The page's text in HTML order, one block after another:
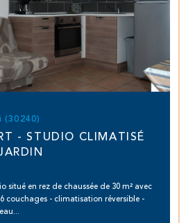
(30240)
- STUDIO CLIMATISÉ
situé en rez de chaussée de 30 m² avec
couchages - climatisation réversible -